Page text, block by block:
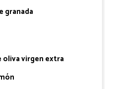
granada
oliva virgen extra